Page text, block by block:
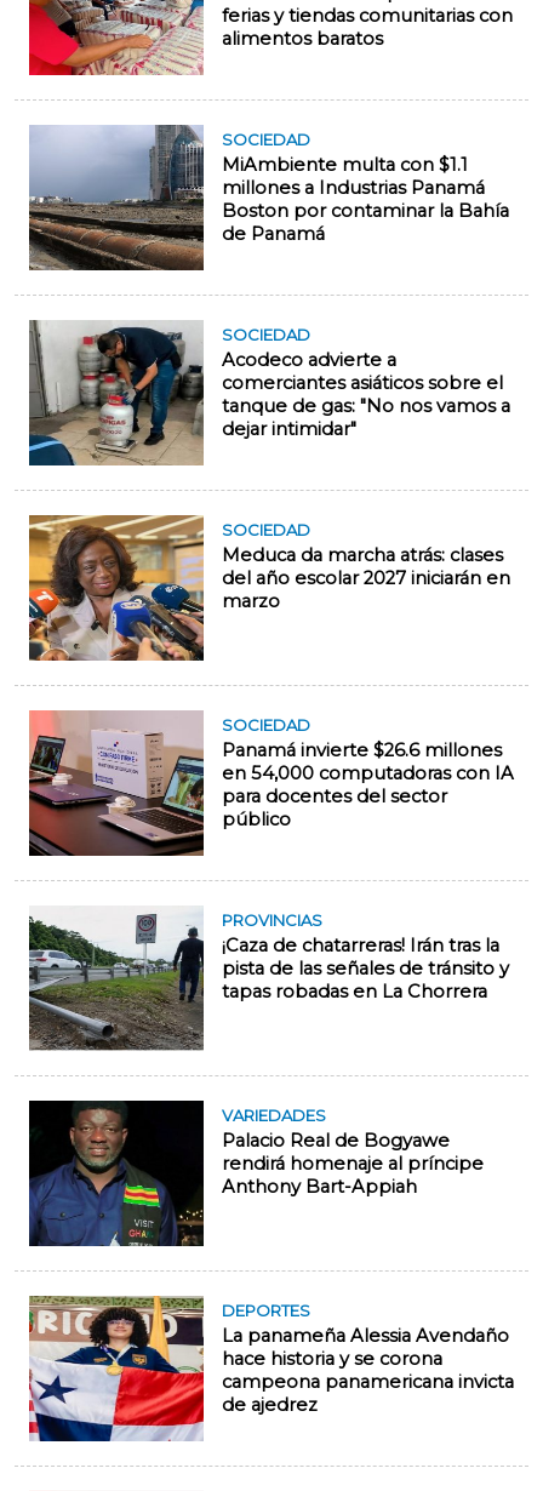
ferias y tiendas comunitarias con
alimentos baratos
SOCIEDAD
MiAmbiente multa con $1.1
millones a Industrias Panamá
Boston por contaminar la Bahía
de Panamá
SOCIEDAD
Acodeco advierte a
comerciantes asiáticos sobre el
tanque de gas: "No nos vamos a
dejar intimidar"
SOCIEDAD
Meduca da marcha atrás: clases
del año escolar 2027 iniciarán en
marzo
SOCIEDAD
Panamá invierte $26.6 millones
en 54,000 computadoras con IA
para docentes del sector
público
PROVINCIAS
¡Caza de chatarreras! Irán tras la
pista de las señales de tránsito y
tapas robadas en La Chorrera
VARIEDADES
Palacio Real de Bogyawe
rendirá homenaje al príncipe
Anthony Bart-Appiah
DEPORTES
La panameña Alessia Avendaño
hace historia y se corona
campeona panamericana invicta
de ajedrez